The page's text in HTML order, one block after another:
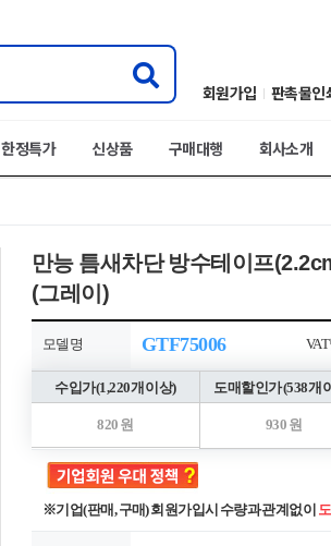
회원가입 판촉물인
한정특가 신상품 구매대행 회사소개
만능 틈새차단 방수테이프
(그레이)
모델명 GTF75006
수입가(1,220개 이상) 도매할인가 (538개
820 원 930 원
※기업(판매, 구매) 회원가입시 수량과 관계없이